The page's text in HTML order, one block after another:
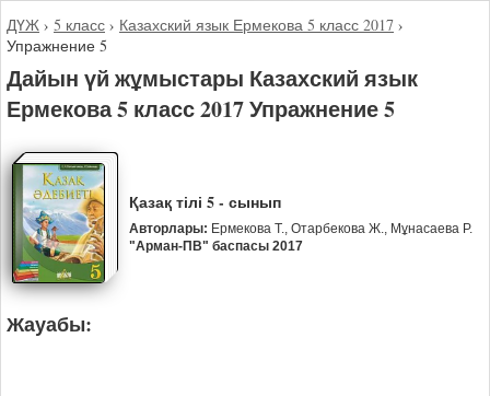
ДҮЖ › 5 класс › Казахский язык Ермекова 5 класс 2017 ›
Упражнение 5
Дайын үй жұмыстары Казахский язык
Ермекова 5 класс 2017 Упражнение 5
Қазақ тілі 5 - сынып
Авторлары: Ермекова Т., Отарбекова Ж., Мұнасаева Р.
"Арман-ПВ" баспасы 2017
Жауабы: